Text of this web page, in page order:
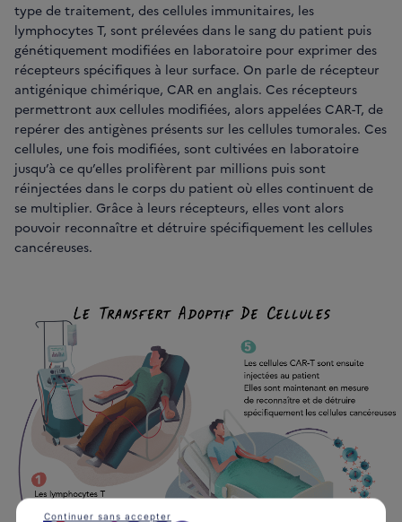
type de traitement, des cellules immunitaires, les
lymphocytes T, sont prélevées dans le sang du patient puis
génétiquement modifiées en laboratoire pour exprimer des
récepteurs spécifiques à leur surface. On parle de récepteur
antigénique chimérique, CAR en anglais. Ces récepteurs
permettront aux cellules modifiées, alors appelées CAR-T, de
repérer des antigènes présents sur les cellules tumorales. Ces
cellules, une fois modifiées, sont cultivées en laboratoire
jusqu’à ce qu’elles prolifèrent par millions puis sont
réinjectées dans le corps du patient où elles continuent de
se multiplier. Grâce à leurs récepteurs, elles vont alors
pouvoir reconnaître et détruire spécifiquement les cellules
cancéreuses.
Continuer sans accepter